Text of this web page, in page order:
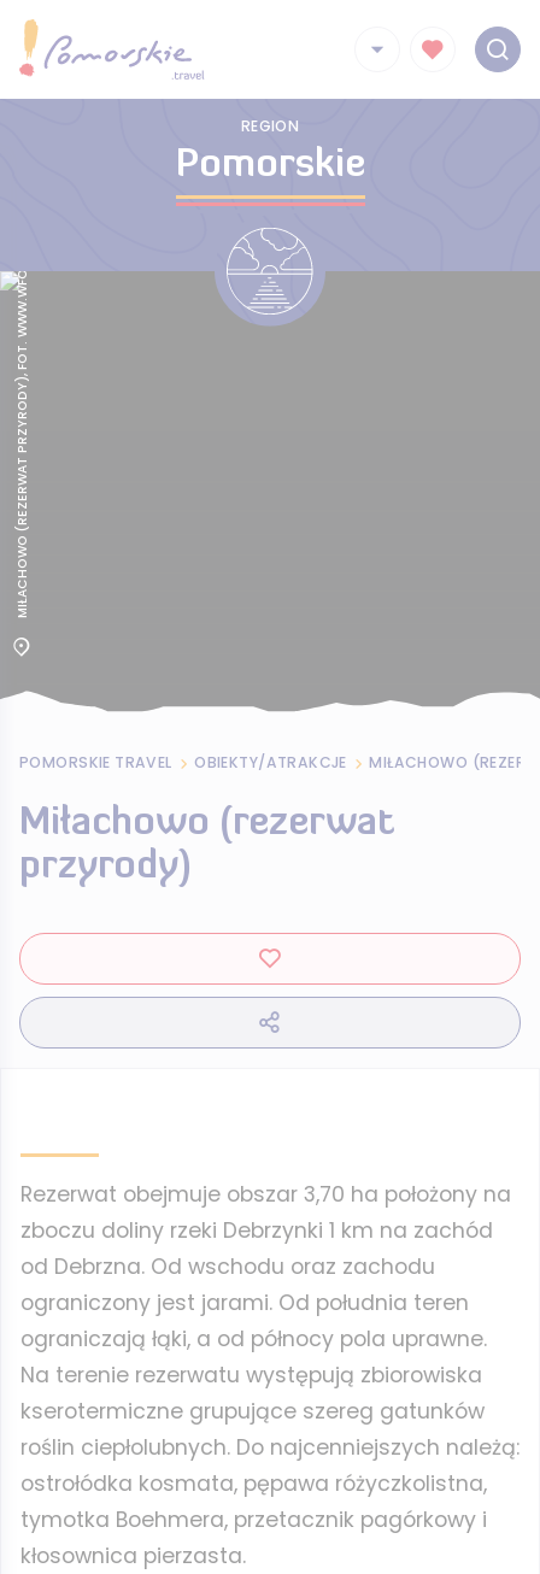
REGION
Pomorskie
MIŁACHOWO (REZERWAT PRZYRODY), FOT. WWW.WFOS.GDANSK.PL
POMORSKIE TRAVEL OBIEKTY/ATRAKCJE MIŁACHOWO
Miłachowo (rezerwat
przyrody)
Rezerwat obejmuje obszar 3,70 ha położony na
zboczu doliny rzeki Debrzynki 1 km na zachód
od Debrzna. Od wschodu oraz zachodu
ograniczony jest jarami. Od południa teren
ograniczają łąki, a od północy pola uprawne.
Na terenie rezerwatu występują zbiorowiska
kserotermiczne grupujące szereg gatunków
roślin ciepłolubnych. Do najcenniej­szych należą:
ostrołódka kosmata, pępawa różyczkolistna,
tymotka Boehmera, przetacznik pagórkowy i
kłosownica pierzasta.